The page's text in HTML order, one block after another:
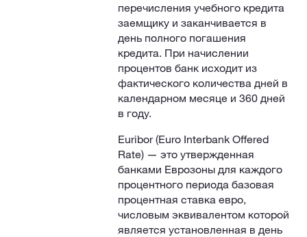
перечисления учебного кредита
заемщику и заканчивается в
день полного погашения
кредита. При начислении
процентов банк исходит из
фактического количества дней в
календарном месяце и 360 дней
в году.
Euribor (Euro Interbank Offered
Rate) — это утвержденная
банками Еврозоны для каждого
процентного периода базовая
процентная ставка евро,
числовым эквивалентом которой
является установленная в день